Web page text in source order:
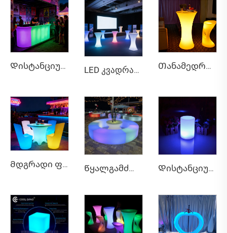
Დისტანციური მართვის RGB ფერის შემცვლელი ღობინოს ავეჯი წყალგამძლე გარე პლასტმასის LED ბარის თაღოვანი საზოგადო ავეჯი LED კვადრატული კუთხის საფენი Თანამედროვე დიზაინის ხელშეკრულებადი LED პლასტმასის ბარაყის სავარძლების კომპლექტი, სახლისთვის, საცხოვრებელი ოთახი, სასტუმრო, მაღაზია, წვეულებების მაგიდა, ავეჯი, წყალგამძლე, გამძლე
Მდგრადი ფუჩი კოქტეილის მაგიდა LED სკამებით, 16-ფერიანი შეცვლადი სინათლის ავეჯი, მომდინარე LED ბარის მაგიდა და სკამების კომპლექტი ღონისძიების ავეჯისთვის Წყალგამძლე სახურავიანი პლასტმასის ღობინი, მდგრადი ფერადი ავეჯის სკამი სასტუმროებისთვის, პირდაპირი შესასვლელი საჭმელის, პარკის, საცხოვრებელი ოთახის გამოყენებისთვის Დისტანციური მართვის LED PE მაგიდის ნათურები ფერადი ბარის მიმთითებელი გზის დეკორატიული მკვდრად ჩამდინარე პლასტმასის მარტივი ბატარეით